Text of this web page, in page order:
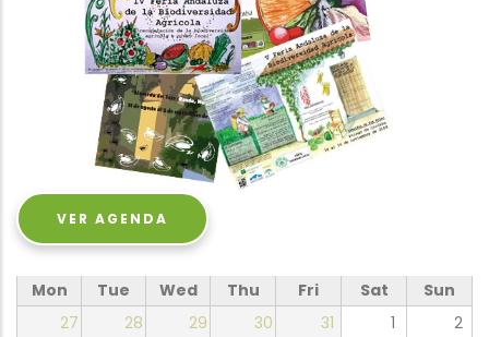
VER AGENDA
Mon Tue Wed Thu Fri Sat
Sun
27
28 29 30 31 1 2